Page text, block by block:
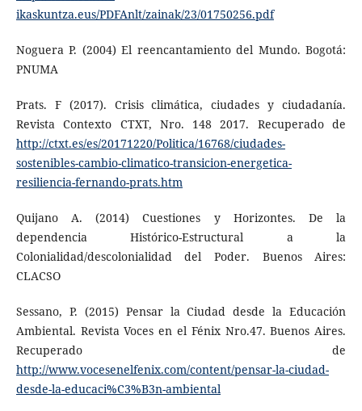
ikaskuntza.eus/PDFAnlt/zainak/23/01750256.pdf
Noguera P. (2004) El reencantamiento del Mundo. Bogotá:
PNUMA
Prats. F (2017). Crisis climática, ciudades y ciudadanía.
Revista Contexto CTXT, Nro. 148 2017. Recuperado de
http://ctxt.es/es/20171220/Politica/16768/ciudades-
sostenibles-cambio-climatico-transicion-energetica-
resiliencia-fernando-prats.htm
Quijano A. (2014) Cuestiones y Horizontes. De la
dependencia Histórico-Estructural a la
Colonialidad/descolonialidad del Poder. Buenos Aires:
CLACSO
Sessano, P. (2015) Pensar la Ciudad desde la Educación
Ambiental. Revista Voces en el Fénix Nro.47. Buenos Aires.
Recuperado de
http://www.vocesenelfenix.com/content/pensar-la-ciudad-
desde-la-educaci%C3%B3n-ambiental